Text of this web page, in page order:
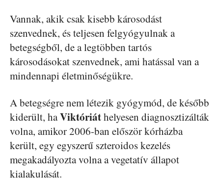
Vannak, akik csak kisebb károsodást
szenvednek, és teljesen felgyógyulnak a
betegségből, de a legtöbben tartós
károsodásokat szenvednek, ami hatással van a
mindennapi életminőségükre.
A betegségre nem létezik gyógymód, de később
kiderült, haViktóriáthelyesen diagnosztizálták
volna, amikor 2006-ban először kórházba
került, egy egyszerű szteroidos kezelés
megakadályozta volna a vegetatív állapot
kialakulását.